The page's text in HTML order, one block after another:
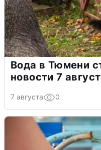
Вода в Тюмени
новости 7
7 августа 0